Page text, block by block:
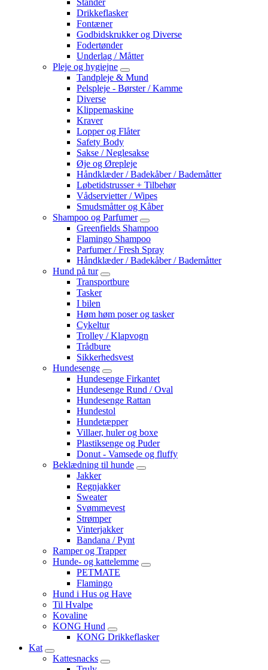
Drikkeflasker
Fontæner
Godbidskrukker og Diverse
Fodertønder
Underlag / Måtter
Pleje og hygiejne
Tandpleje & Mund
Pelspleje - Børster / Kamme
Diverse
Klippemaskine
Kraver
Lopper og Flåter
Safety Body
Sakse / Neglesakse
Øje og Ørepleje
Håndklæder / Badekåber / Bademåtter
Løbetidstrusser + Tilbehør
Vådservietter / Wipes
Smudsmåtter og Kåber
Shampoo og Parfumer
Greenfields Shampoo
Flamingo Shampoo
Parfumer / Fresh Spray
Håndklæder / Badekåber / Bademåtter
Hund på tur
Transportbure
Tasker
I bilen
Høm høm poser og tasker
Cykeltur
Trolley / Klapvogn
Trådbure
Sikkerhedsvest
Hundesenge
Hundesenge Firkantet
Hundesenge Rund / Oval
Hundesenge Rattan
Hundestol
Hundetæpper
Villaer, huler og boxe
Plastiksenge og Puder
Donut - Vamsede og fluffy
Beklædning til hunde
Jakker
Regnjakker
Sweater
Svømmevest
Strømper
Vinterjakker
Bandana / Pynt
Ramper og Trapper
Hunde- og kattelemme
PETMATE
Flamingo
Hund i Hus og Have
Til Hvalpe
Kovaline
KONG Hund
KONG Drikkeflasker
Kat
Kattesnacks